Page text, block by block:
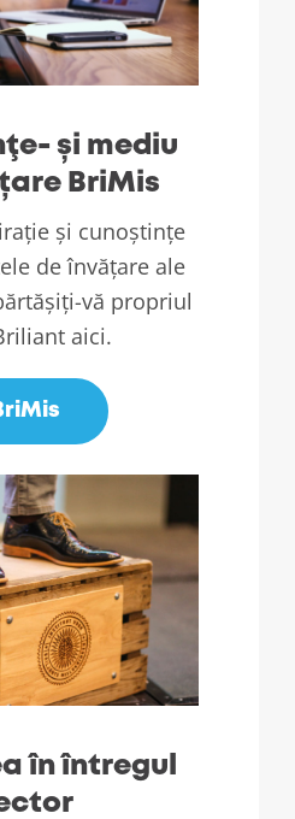
și mediu
BriMis
și cunoștințe
de învățare ale
vă propriul
aici.
în întregul